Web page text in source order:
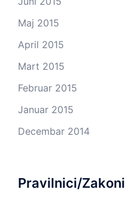
Maj 2015
April 2015
Mart 2015
Februar 2015
Januar 2015
Decembar 2014
Pravilnici/Zakoni